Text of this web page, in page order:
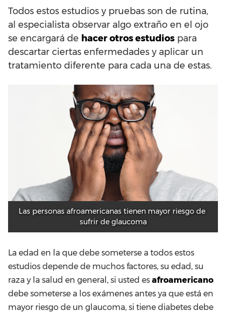
Todos estos estudios y pruebas son de rutina,
al especialista observar algo extraño en el ojo
se encargará de hacer otros estudios para
descartar ciertas enfermedades y aplicar un
tratamiento diferente para cada una de estas.
Las personas afroamericanas tienen mayor riesgo de
sufrir de glaucoma
La edad en la que debe someterse a todos estos
estudios depende de muchos factores, su edad, su
raza y la salud en general, si usted es afroamericano
debe someterse a los exámenes antes ya que está en
mayor riesgo de un glaucoma, si tiene diabetes debe